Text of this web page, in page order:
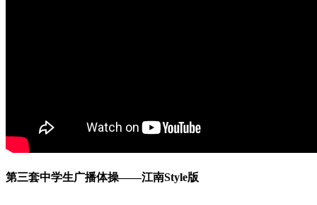
第三套中学生广播体操——江南Style版